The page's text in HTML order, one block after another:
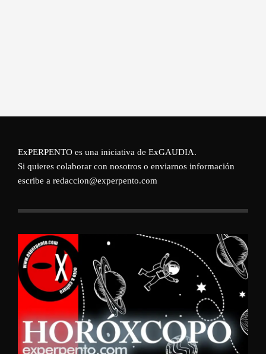
ExPERPENTO es una iniciativa de ExGAUDIA.
Si quieres colaborar con nosotros o enviarnos información
escribe a redaccion@experpento.com